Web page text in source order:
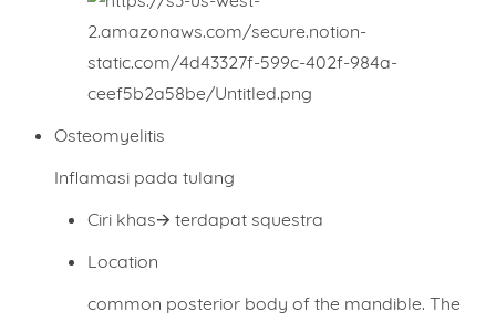
Osteomyelitis
Inflamasi pada tulang
Ciri khas🡪 terdapat squestra
Location
common posterior body of the mandible. The